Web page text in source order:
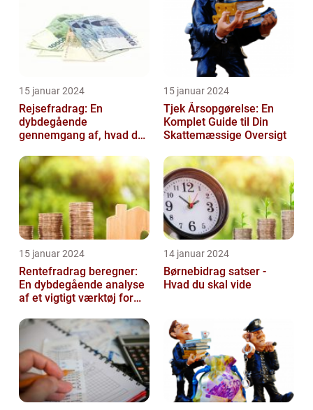
15 januar 2024
Rejsefradrag: En
dybdegående
gennemgang af, hvad du
15 januar 2024
Tjek Årsopgørelse: En
Komplet Guide til Din
Skattemæssige Oversigt
15 januar 2024
Rentefradrag beregner:
En dybdegående analyse
af et vigtigt værktøj for
14 januar 2024
Børnebidrag satser -
Hvad du skal vide